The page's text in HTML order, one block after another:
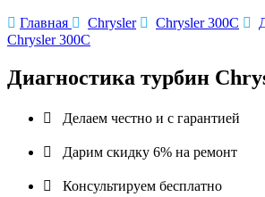
 Главная  Chrysler  Chrysler 300C 
Chrysler 300C
Диагностика турбин
 Делаем честно и с гарантией
 Дарим скидку 6% на ремонт
 Консультируем бесплатно